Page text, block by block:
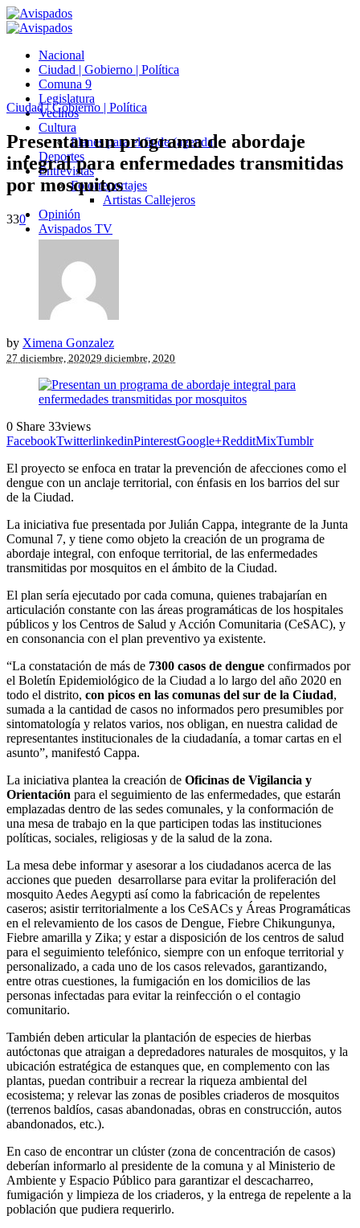
Nacional
Ciudad | Gobierno | Política
Comuna 9
Legislatura
Vecinos
Cultura
Planes para el finde (agenda)
Deportes
Entrevistas
Fotorreportajes
Artistas Callejeros
Opinión
Avispados TV
Ciudad | Gobierno | Política
Presentan un programa de abordaje
integral para enfermedades transmitidas
por mosquitos
330
by Ximena Gonzalez
27 diciembre, 202029 diciembre, 2020
0 Share 33views
FacebookTwitterlinkedinPinterestGoogle+RedditMixTumblr
El proyecto se enfoca en tratar la prevención de afecciones como el
dengue con un anclaje territorial, con énfasis en los barrios del sur
de la Ciudad.
La iniciativa fue presentada por Julián Cappa, integrante de la Junta
Comunal 7, y tiene como objeto la creación de un programa de
abordaje integral, con enfoque territorial, de las enfermedades
transmitidas por mosquitos en el ámbito de la Ciudad.
El plan sería ejecutado por cada comuna, quienes trabajarían en
articulación constante con las áreas programáticas de los hospitales
públicos y los Centros de Salud y Acción Comunitaria (CeSAC), y
en consonancia con el plan preventivo ya existente.
“La constatación de más de 7300 casos de dengue confirmados por
el Boletín Epidemiológico de la Ciudad a lo largo del año 2020 en
todo el distrito, con picos en las comunas del sur de la Ciudad,
sumada a la cantidad de casos no informados pero presumibles por
sintomatología y relatos varios, nos obligan, en nuestra calidad de
representantes institucionales de la ciudadanía, a tomar cartas en el
asunto”, manifestó Cappa.
La iniciativa plantea la creación de Oficinas de Vigilancia y
Orientación para el seguimiento de las enfermedades, que estarán
emplazadas dentro de las sedes comunales, y la conformación de
una mesa de trabajo en la que participen todas las instituciones
políticas, sociales, religiosas y de la salud de la zona.
La mesa debe informar y asesorar a los ciudadanos acerca de las
acciones que pueden desarrollarse para evitar la proliferación del
mosquito Aedes Aegypti así como la fabricación de repelentes
caseros; asistir territorialmente a los CeSACs y Áreas Programáticas
en el relevamiento de los casos de Dengue, Fiebre Chikungunya,
Fiebre amarilla y Zika; y estar a disposición de los centros de salud
para el seguimiento telefónico, siempre con un enfoque territorial y
personalizado, a cada uno de los casos relevados, garantizando,
entre otras cuestiones, la fumigación en los domicilios de las
personas infectadas para evitar la reinfección o el contagio
comunitario.
También deben articular la plantación de especies de hierbas
autóctonas que atraigan a depredadores naturales de mosquitos, y la
ubicación estratégica de estanques que, en complemento con las
plantas, puedan contribuir a recrear la riqueza ambiental del
ecosistema; y relevar las zonas de posibles criaderos de mosquitos
(terrenos baldíos, casas abandonadas, obras en construcción, autos
abandonados, etc.).
En caso de encontrar un clúster (zona de concentración de casos)
deberían informarlo al presidente de la comuna y al Ministerio de
Ambiente y Espacio Público para garantizar el descacharreo,
fumigación y limpieza de los criaderos, y la entrega de repelente a la
población que pudiera requerirlo.